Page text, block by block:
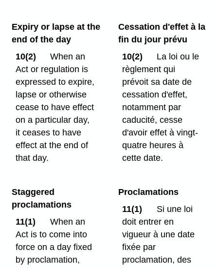
Expiry or lapse at the
end of the day
10(2)
When an
Act or regulation is
expressed to expire,
lapse or otherwise
cease to have effect
on a particular day,
it ceases to have
effect at the end of
that day.
Cessation d'effet à la
fin du jour prévu
10(2)
La loi ou le
règlement qui
prévoit sa date de
cessation d'effet,
notamment par
caducité, cesse
d'avoir effet à vingt-
quatre heures à
cette date.
Staggered
proclamations
11(1)
When an
Act is to come into
force on a day fixed
by proclamation,
Proclamations
11(1)
Si une loi
doit entrer en
vigueur à une date
fixée par
proclamation, des